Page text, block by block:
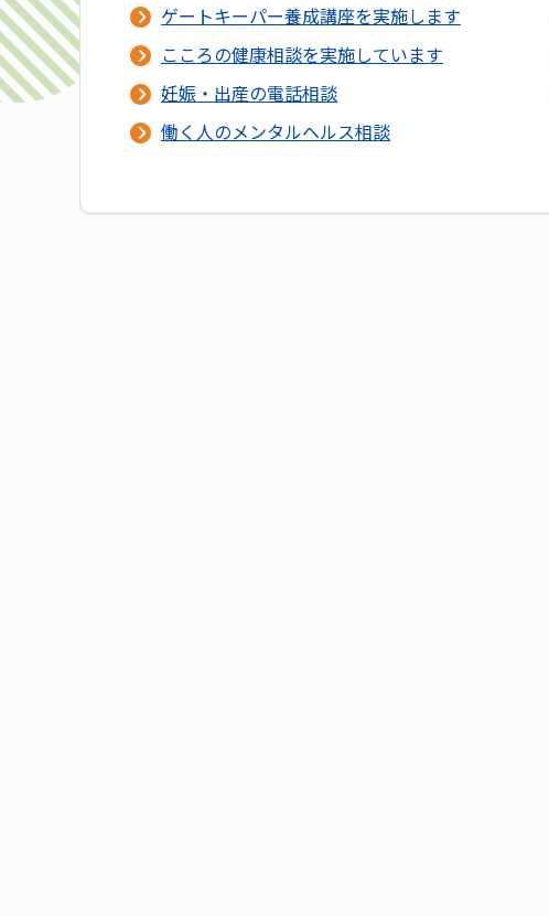
ゲートキーパー養成講座を実施します
こころの健康相談を実施しています
妊娠・出産の電話相談
働く人のメンタルヘルス相談